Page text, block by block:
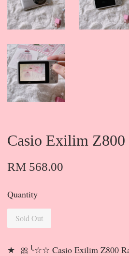
Casio Exilim Z800
RM 568.00
Quantity
Sold Out
★ 🎀╰☆☆ Casio Exilim Z800